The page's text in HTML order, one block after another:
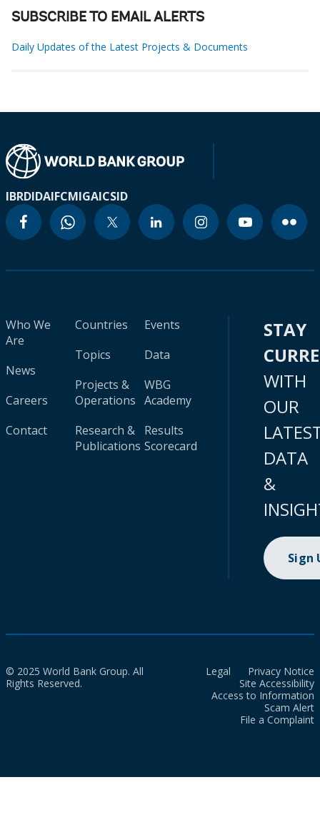
SUBSCRIBE TO EMAIL ALERTS
Daily Updates of the Latest Projects & Documents
IBRDIDAIFCMIGAICSID
Who We
Are
News
Careers
Contact
Countries
Topics
Projects &
Operations
Research &
Publications
Events
Data
WBG
Academy
Results
Scorecard
STAY
WITH
OUR
DATA
&
Sign
© 2025 World Bank Group. All
Rights Reserved.
Legal
Privacy Notice
Site Accessibility
Access to Information
Scam Alert
File a Complaint